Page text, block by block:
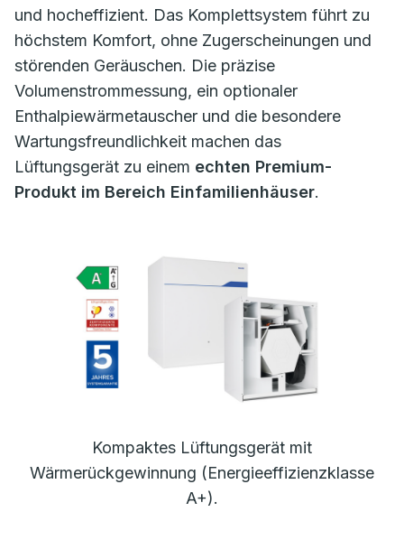
und hocheffizient. Das Komplettsystem führt zu
höchstem Komfort, ohne Zugerscheinungen und
störenden Geräuschen. Die präzise
Volumenstrommessung, ein optionaler
Enthalpiewärmetauscher und die besondere
Wartungsfreundlichkeit machen das
Lüftungsgerät zu einem echten Premium-
Produkt im Bereich Einfamilienhäuser.
Kompaktes Lüftungsgerät mit
Wärmerückgewinnung (Energieeffizienzklasse
A+).